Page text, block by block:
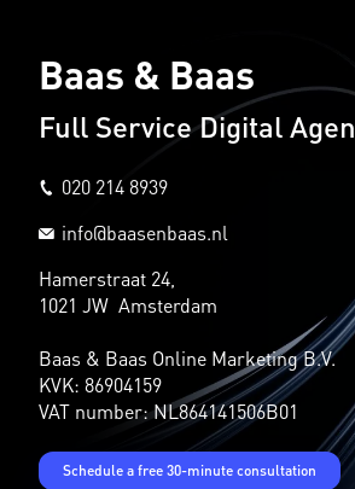
Baas & Baas
Full Service Digital
020 214 8939
info@baasenbaas.nl
Hamerstraat 24,
1021 JW Amsterdam
Baas & Baas Online Marketing B.V.
KVK: 86904159
VAT number: NL864141506B01
Schedule a free 30-minute consultation